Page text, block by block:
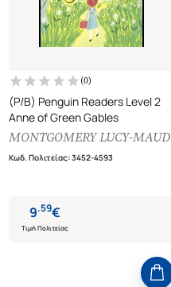
(0)
(P/B) Penguin Readers Level 2
Anne of Green Gables
MONTGOMERY LUCY-MAUD
Κωδ. Πολιτείας:3452-4593
9.59€
Τιμή Πολιτείας